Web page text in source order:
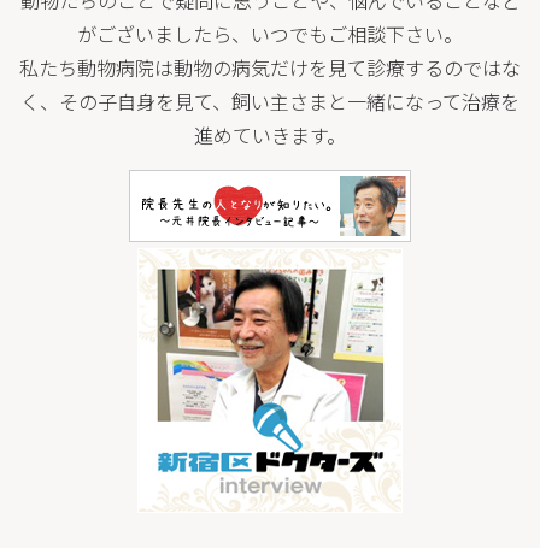
がございましたら、いつでもご相談下さい。
私たち動物病院は動物の病気だけを見て診療するのではな
く、その子自身を見て、飼い主さまと一緒になって治療を
進めていきます。